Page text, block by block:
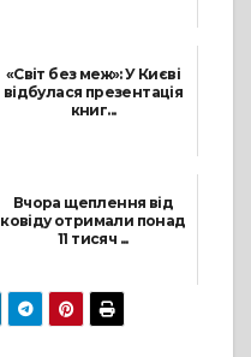
«Світ без меж»: У Києві
відбулася презентація
книг...
Вчора щеплення від
ковіду отримали понад
11 тисяч ...
22 Листопада, 2021